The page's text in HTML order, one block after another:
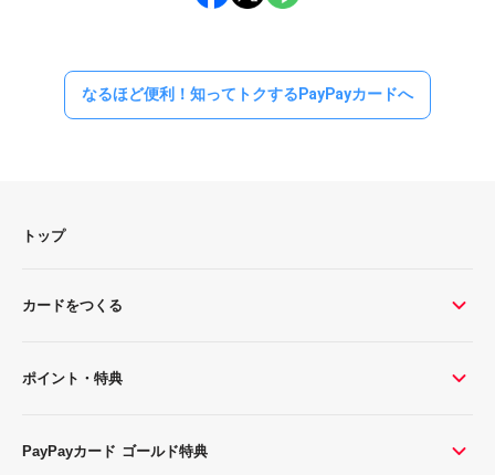
なるほど便利！知ってトクするPayPayカードへ
トップ
カードをつくる
ポイント・特典
PayPayカード ゴールド特典